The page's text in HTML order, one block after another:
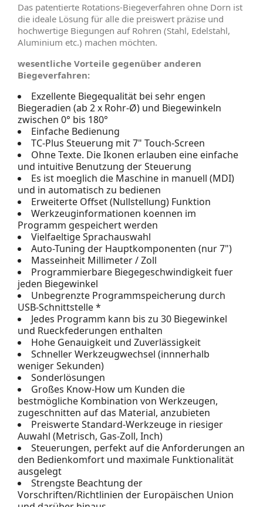
Das patentierte Rotations-Biegeverfahren ohne Dorn ist
die ideale Lösung für alle die preiswert präzise und
hochwertige Biegungen auf Rohren (Stahl, Edelstahl,
Aluminium etc.) machen möchten.
wesentliche Vorteile gegenüber anderen
Biegeverfahren:
Exzellente Biegequalität bei sehr engen
Biegeradien (ab 2 x Rohr-Ø) und Biegewinkeln
zwischen 0° bis 180°
Einfache Bedienung
TC-Plus Steuerung mit 7" Touch-Screen
Ohne Texte. Die Ikonen erlauben eine einfache
und intuitive Benutzung der Steuerung
Es ist moeglich die Maschine in manuell (MDI)
und in automatisch zu bedienen
Erweiterte Offset (Nullstellung) Funktion
Werkzeuginformationen koennen im
Programm gespeichert werden
Vielfaeltige Sprachauswahl
Auto-Tuning der Hauptkomponenten (nur 7")
Masseinheit Millimeter / Zoll
Programmierbare Biegegeschwindigkeit fuer
jeden Biegewinkel
Unbegrenzte Programmspeicherung durch
USB-Schnittstelle *
Jedes Programm kann bis zu 30 Biegewinkel
und Rueckfederungen enthalten
Hohe Genauigkeit und Zuverlässigkeit
Schneller Werkzeugwechsel (innnerhalb
weniger Sekunden)
Sonderlösungen
Großes Know-How um Kunden die
bestmögliche Kombination von Werkzeugen,
zugeschnitten auf das Material, anzubieten
Preiswerte Standard-Werkzeuge in riesiger
Auwahl (Metrisch, Gas-Zoll, Inch)
Steuerungen, perfekt auf die Anforderungen an
den Bedienkomfort und maximale Funktionalität
ausgelegt
Strengste Beachtung der
Vorschriften/Richtlinien der Europäischen Union